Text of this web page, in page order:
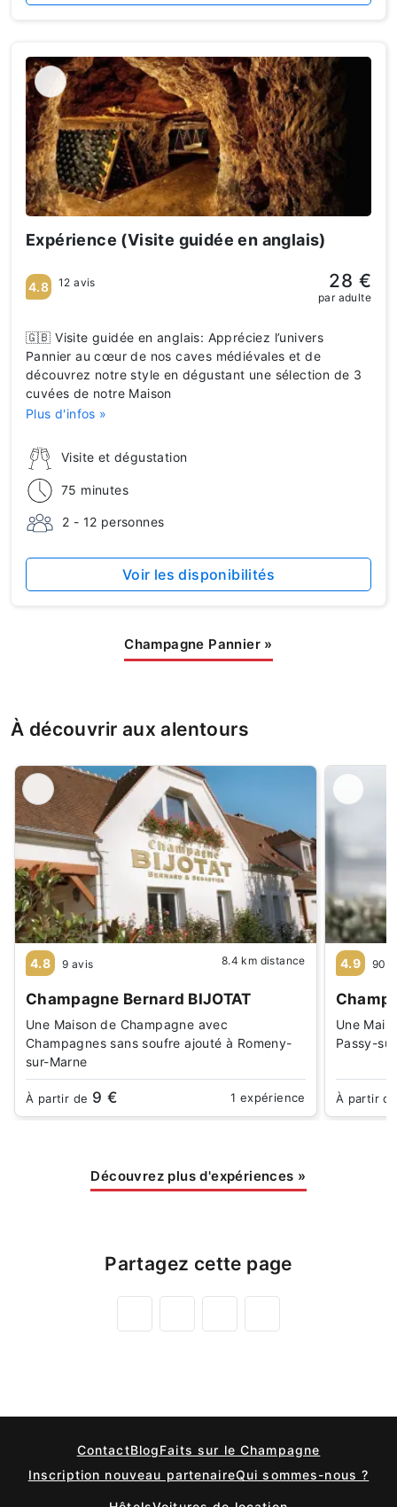
Expérience (Visite guidée en anglais)
Visite et dégustation
75 minutes
2 - 12 personnes
🇬🇧 Visite guidée en anglais: Appréciez l’univers
Pannier au cœur de nos caves médiévales et de
découvrez notre style en dégustant une sélection de 3
cuvées de notre Maison
Plus d'infos »
4.8 12 avis 28 €
par adulte
Voir les disponibilités
Champagne Pannier »
À découvrir aux alentours
4.8 9 avis 8.4 km distance
Champagne Bernard BIJOTAT
Une Maison de Champagne avec
Champagnes sans soufre ajouté à Romeny-
sur-Marne
À partir de 9 € 1 expérience
4.9 90
Une
Passy-
À partir
Découvrez plus d'expériences »
Partagez cette page
ContactBlogFaits sur le Champagne
Inscription nouveau partenaireQui sommes-nous ?